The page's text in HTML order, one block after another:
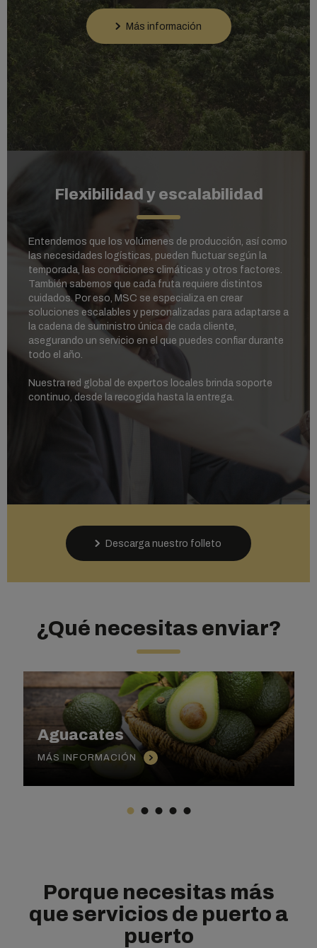
Más información
Flexibilidad y escalabilidad
Entendemos que los volúmenes de producción, así como
las necesidades logísticas, pueden fluctuar según la
temporada, las condiciones climáticas y otros factores.
También sabemos que cada fruta requiere distintos
cuidados. Por eso, MSC se especializa en crear
soluciones escalables y personalizadas para adaptarse a
la cadena de suministro única de cada cliente,
asegurando un servicio en el que puedes confiar durante
todo el año.
Nuestra red global de expertos locales brinda soporte
continuo, desde la recogida hasta la entrega.
Descarga nuestro folleto
¿Qué necesitas enviar?
Aguacates
MÁS INFORMACIÓN
Porque necesitas más
que servicios de puerto a
puerto